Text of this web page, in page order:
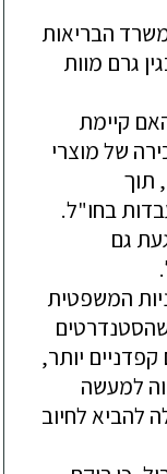
הבריאות
גרם מוות
קיימת
של מוצרי
תוך
בחו"ל.
גם
המשפטית
יותר,
למעשה
להביא לחיוב